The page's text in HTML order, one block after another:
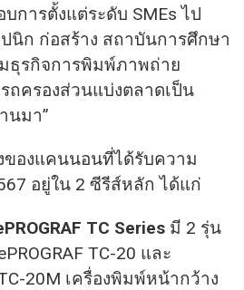
การตั้งแต่ระดับ SMEs ไป
นิก ก่อสร้าง สถาบันการศึกษา
ธุรกิจการพิมพ์ภาพถ่าย
ครองส่วนแบ่งตลาดเป็น
นมา”
ของแคนนอนที่ได้รับความ
อยู่ใน 2 ซีรีส์หลัก ได้แก่
TC Series มี 2 รุ่น
TC-20 และ
TC-20M เครื่องพิมพ์หน้ากว้าง